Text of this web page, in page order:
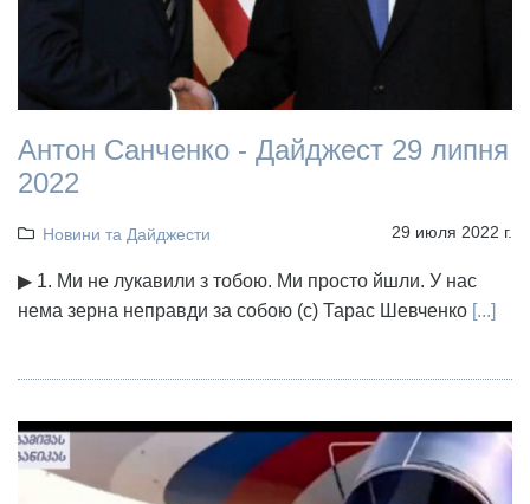
Антон Санченко - Дайджест 29 липня
2022
Новини та Дайджести 29 июля 2022 г.
▶ 1. Ми не лукавили з тобою. Ми просто йшли. У нас
нема зерна неправди за собою (с) Тарас Шевченко [...]